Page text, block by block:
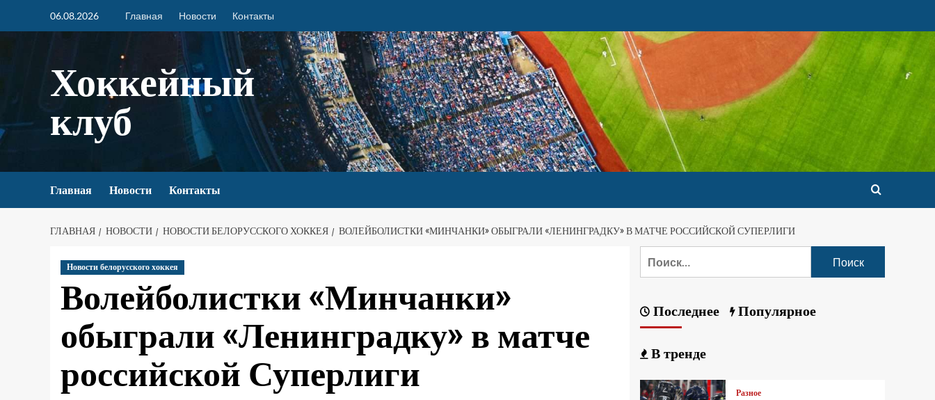
06.08.2026 Главная Новости Контакты
Хоккейный
клуб
Главная Новости Контакты
ГЛАВНАЯ НОВОСТИ НОВОСТИ БЕЛОРУССКОГО ХОККЕЯ ВОЛЕЙБОЛИСТКИ «МИНЧАНКИ» ОБЫГРАЛИ «ЛЕНИНГРАДКУ» В МАТЧЕ РОССИЙСКОЙ СУПЕРЛИГИ
Новости белорусского хоккея
Волейболистки «Минчанки»
обыграли «Ленинградку» в матче
российской Суперлиги
Последнее Популярное
В тренде
Разное